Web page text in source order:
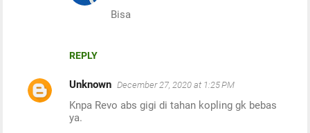
REPLY
Bisa
Unknown December 27, 2020 at 1:25 PM
Knpa Revo abs gigi di tahan kopling gk bebas
ya.